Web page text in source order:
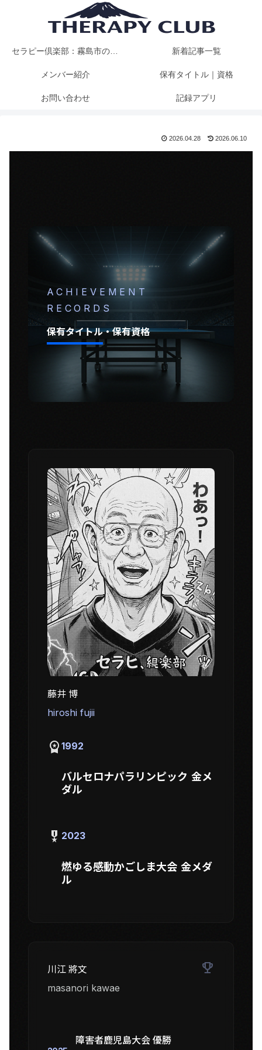
セラピー倶楽部：霧島市の卓球クラブ 新着記事一覧
メンバー紹介 保有タイトル｜資格
お問い合わせ 記録アプリ
2026.04.28 2026.06.10
ACHIEVEMENT
RECORDS
保有タイトル・保有資格
藤井 博
hiroshi fujii
workspace_premium 1992
バルセロナパラリンピック 金メ
ダル
military_tech 2023
燃ゆる感動かごしま大会 金メダ
ル
川江 將文
masanori kawae
emoji_events
障害者鹿児島大会 優勝